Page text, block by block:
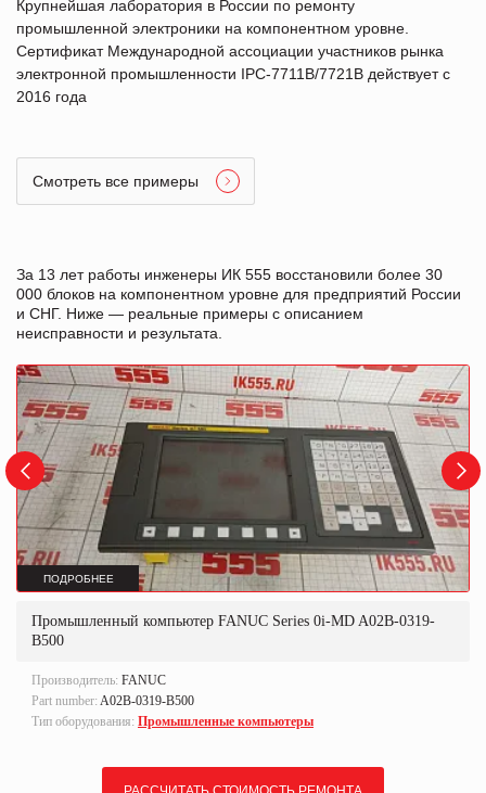
Крупнейшая лаборатория в России по ремонту
промышленной электроники на компонентном уровне.
Сертификат Международной ассоциации участников рынка
электронной промышленности IPC-7711B/7721B действует с
2016 года
Смотреть все примеры
За 13 лет работы инженеры ИК 555 восстановили более 30
000 блоков на компонентном уровне для предприятий России
и СНГ. Ниже — реальные примеры с описанием
неисправности и результата.
ПОДРОБНЕЕ
Промышленный компьютер FANUC Series 0i-MD A02B-0319-
B500
Производитель: FANUC
Part number: A02B-0319-B500
Тип оборудования: Промышленные компьютеры